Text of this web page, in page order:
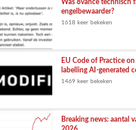
Was 8vance technisch
engelbewaarder?
1618 keer bekeken
EU Code of Practice
labelling AI-generated
1469 keer bekeken
Breaking news: aantal